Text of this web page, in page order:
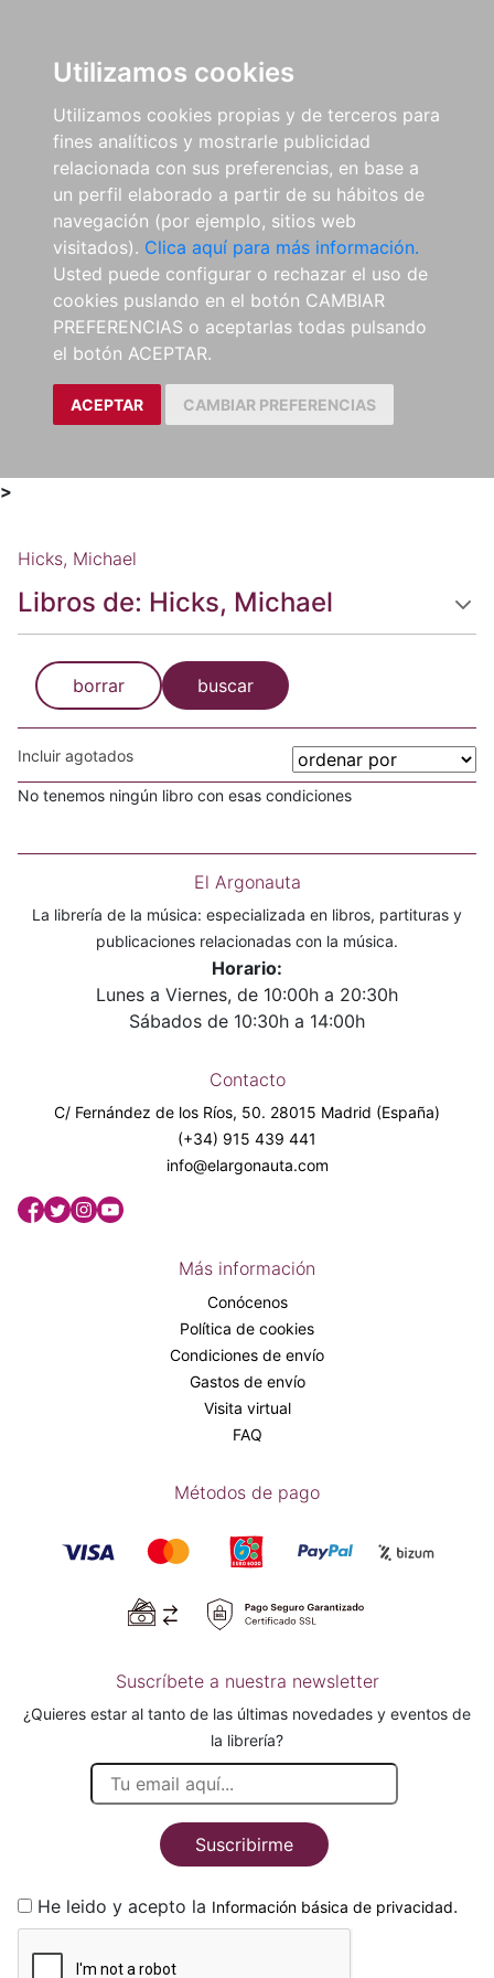
Utilizamos cookies
Utilizamos cookies propias y de terceros para
fines analíticos y mostrarle publicidad
relacionada con sus preferencias, en base a
un perfil elaborado a partir de su hábitos de
navegación (por ejemplo, sitios web
visitados). Clica aquí para más información.
Usted puede configurar o rechazar el uso de
cookies puslando en el botón CAMBIAR
PREFERENCIAS o aceptarlas todas pulsando
el botón ACEPTAR.
ACEPTAR CAMBIAR PREFERENCIAS
>
Hicks, Michael
Libros de: Hicks, Michael
borrar buscar
Incluir agotados
No tenemos ningún libro con esas condiciones
El Argonauta
La librería de la música: especializada en libros, partituras y
publicaciones relacionadas con la música.
Horario:
Lunes a Viernes, de 10:00h a 20:30h
Sábados de 10:30h a 14:00h
Contacto
C/ Fernández de los Ríos, 50. 28015 Madrid (España)
(+34) 915 439 441
info@elargonauta.com
Más información
Conócenos
Política de cookies
Condiciones de envío
Gastos de envío
Visita virtual
FAQ
Métodos de pago
Suscríbete a nuestra newsletter
¿Quieres estar al tanto de las últimas novedades y eventos de
la librería?
Suscribirme
He leido y acepto la Información básica de privacidad.